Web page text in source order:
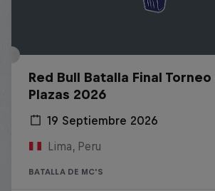
Red Bull Batalla Final Torneo
Plazas 2026
19 Septiembre 2026
Lima, Peru
BATALLA DE MC'S